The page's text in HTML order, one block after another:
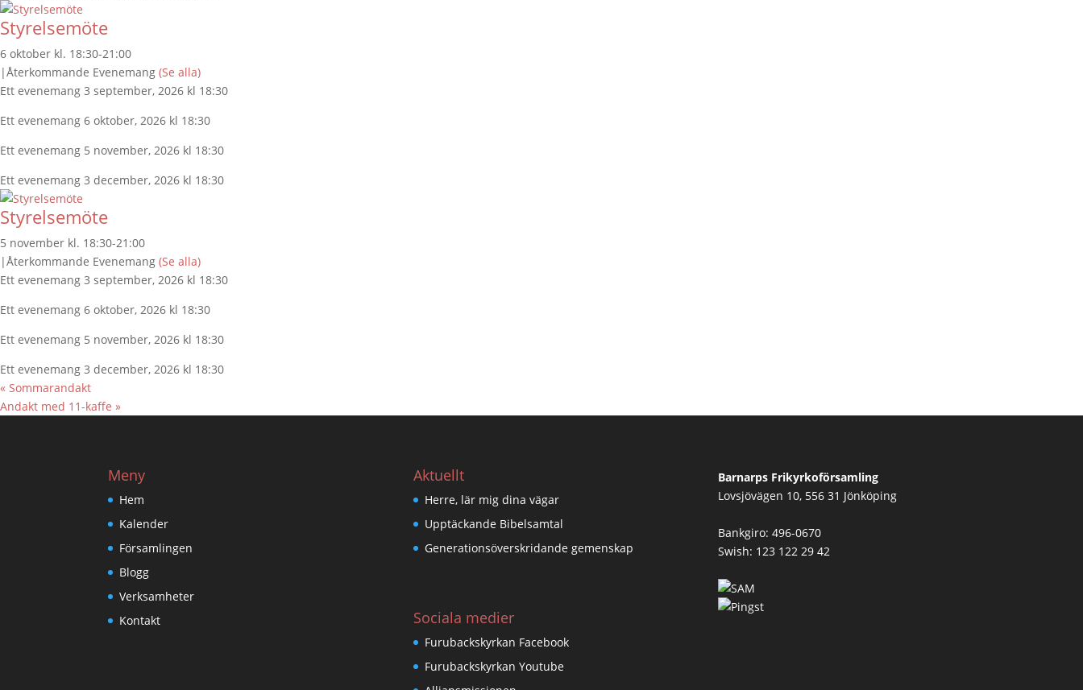
Styrelsemöte
6 oktober kl. 18:30-21:00
|Återkommande Evenemang (Se alla)
Ett evenemang 3 september, 2026 kl 18:30
Ett evenemang 6 oktober, 2026 kl 18:30
Ett evenemang 5 november, 2026 kl 18:30
Ett evenemang 3 december, 2026 kl 18:30
Styrelsemöte
5 november kl. 18:30-21:00
|Återkommande Evenemang (Se alla)
Ett evenemang 3 september, 2026 kl 18:30
Ett evenemang 6 oktober, 2026 kl 18:30
Ett evenemang 5 november, 2026 kl 18:30
Ett evenemang 3 december, 2026 kl 18:30
« Sommarandakt
Andakt med 11-kaffe »
Meny
Hem
Kalender
Församlingen
Blogg
Verksamheter
Kontakt
Aktuellt
Herre, lär mig dina vägar
Upptäckande Bibelsamtal
Generationsöverskridande gemenskap
Sociala medier
Furubackskyrkan Facebook
Furubackskyrkan Youtube
Barnarps Frikyrkoförsamling
Lovsjövägen 10, 556 31 Jönköping
Bankgiro: 496-0670
Swish: 123 122 29 42